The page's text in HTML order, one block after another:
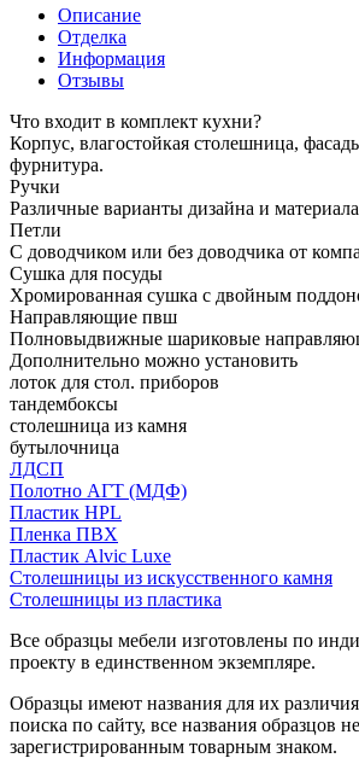
Описание
Отделка
Информация
Отзывы
Что входит в комплект кухни?
Корпус, влагостойкая столешница,
фурнитура.
Ручки
Различные варианты дизайна и
Петли
С доводчиком или без доводчика от
Сушка для посуды
Хромированная сушка с двойным
Направляющие пвш
Полновыдвижные шариковые
Дополнительно можно установить
лоток для стол. приборов
тандембоксы
столешница из камня
бутылочница
ЛДСП
Полотно АГТ (МДФ)
Пластик HPL
Пленка ПВХ
Пластик Alvic Luxe
Столешницы из искусственного камня
Столешницы из пластика
Все образцы мебели изготовлены по
проекту в единственном экземпляре.
Образцы имеют названия для их
поиска по сайту, все названия образцов
зарегистрированным товарным знаком.